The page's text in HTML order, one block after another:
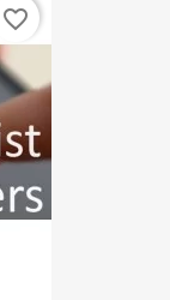
favorite_border